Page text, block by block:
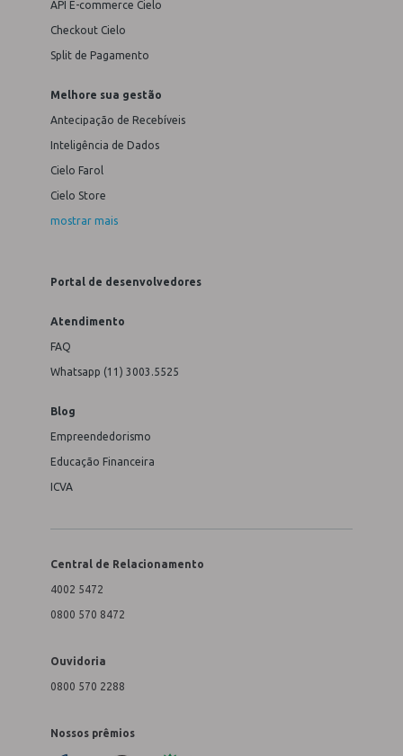
API E-commerce Cielo
Checkout Cielo
Split de Pagamento
Melhore sua gestão
Antecipação de Recebíveis
Inteligência de Dados
Cielo Farol
Cielo Store
mostrar mais
Portal de desenvolvedores
Atendimento
FAQ
Whatsapp (11) 3003.5525
Blog
Empreendedorismo
Educação Financeira
ICVA
Central de Relacionamento
4002 5472
0800 570 8472
Ouvidoria
0800 570 2288
Nossos prêmios